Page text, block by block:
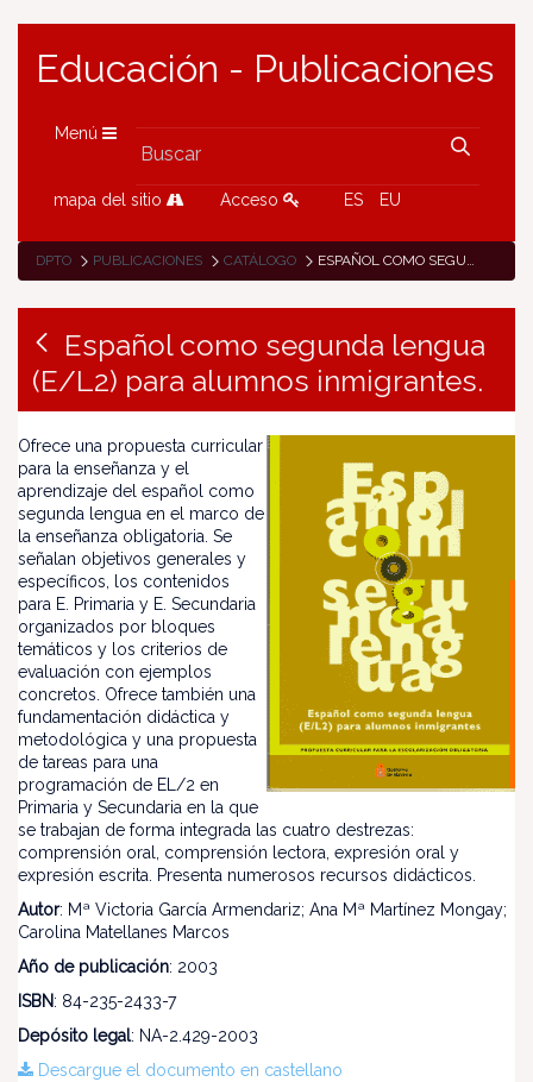
Educación - Publicaciones
Menú
mapa del sitio Acceso ES EU
DPTO PUBLICACIONES CATÁLOGO ESPAÑOL COMO SEGUNDA LENGUA (E/L2) PARA ALUMNOS INMIGRANTES.
Español como segunda lengua
(E/L2) para alumnos inmigrantes.
Ofrece una propuesta curricular
para la enseñanza y el
aprendizaje del español como
segunda lengua en el marco de
la enseñanza obligatoria. Se
señalan objetivos generales y
específicos, los contenidos
para E. Primaria y E. Secundaria
organizados por bloques
temáticos y los criterios de
evaluación con ejemplos
concretos. Ofrece también una
fundamentación didáctica y
metodológica y una propuesta
de tareas para una
programación de EL/2 en
Primaria y Secundaria en la que
se trabajan de forma integrada las cuatro destrezas:
comprensión oral, comprensión lectora, expresión oral y
expresión escrita. Presenta numerosos recursos didácticos.
Autor: Mª Victoria García Armendariz; Ana Mª Martínez Mongay;
Carolina Matellanes Marcos
Año de publicación: 2003
ISBN: 84-235-2433-7
Depósito legal: NA-2.429-2003
Descargue el documento en castellano